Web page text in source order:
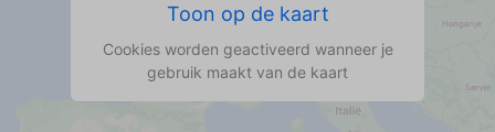
Toon op de kaart
Cookies worden geactiveerd wanneer je
gebruik maakt van de kaart